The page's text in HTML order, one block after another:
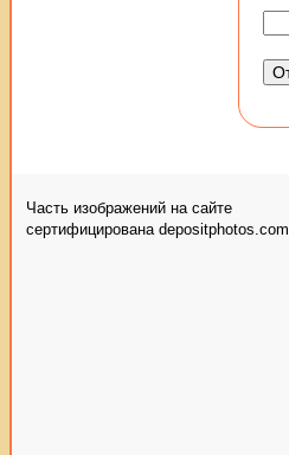
Часть изображений на сайте
сертифицирована depositphotos.com